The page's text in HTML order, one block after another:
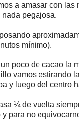
a amasar con las
pegajosa.
mínimo).
poco de cacao la
vamos estirando
y luego del centro
¼ de vuelta
para no